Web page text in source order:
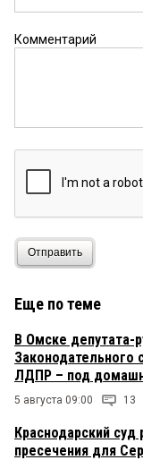
Комментарий
Отправить
Еще по теме
В Омске депутата-
Законодательного
ЛДПР – под
5 августа 09:00 13
Краснодарский
пресечения для